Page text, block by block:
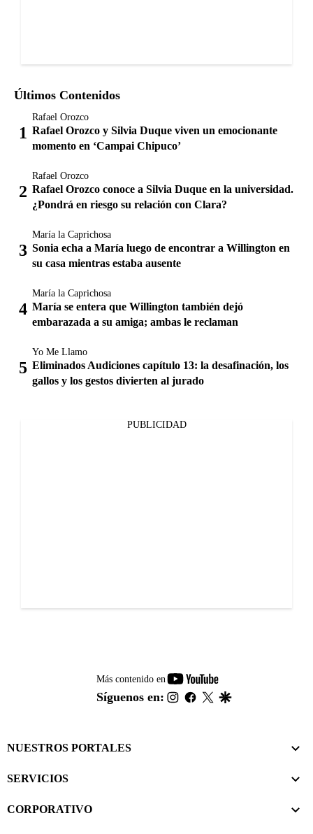
Últimos Contenidos
Rafael Orozco
Rafael Orozco y Silvia Duque viven un emocionante
momento en ‘Campai Chipuco’
Rafael Orozco
Rafael Orozco conoce a Silvia Duque en la universidad.
¿Pondrá en riesgo su relación con Clara?
María la Caprichosa
Sonia echa a María luego de encontrar a Willington en
su casa mientras estaba ausente
María la Caprichosa
María se entera que Willington también dejó
embarazada a su amiga; ambas le reclaman
Yo Me Llamo
Eliminados Audiciones capítulo 13: la desafinación, los
gallos y los gestos divierten al jurado
PUBLICIDAD
Más contenido en
youtube-
footer
Síguenos en: instagram
facebook
twitter
NUESTROS PORTALES
SERVICIOS
CORPORATIVO